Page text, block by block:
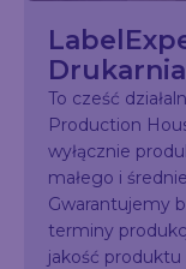
To cześć
Production
wyłącznie
małego i
Gwarantujemy
terminy
jakość produktu